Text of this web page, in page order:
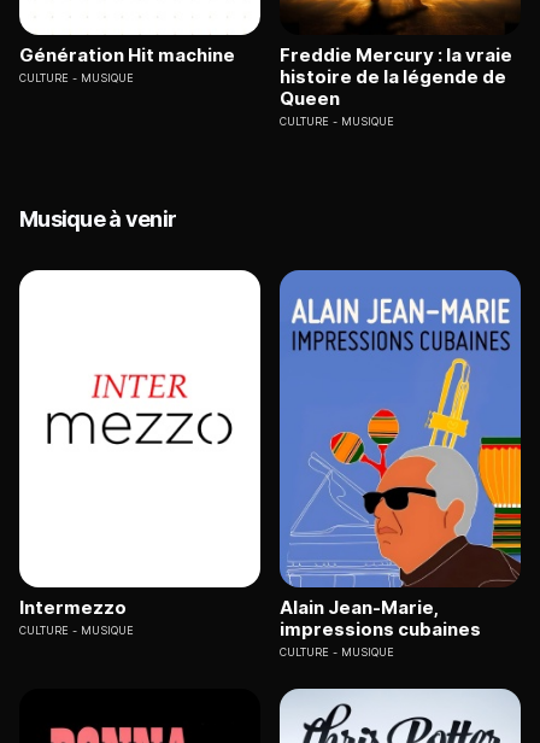
Génération Hit machine
CULTURE MUSIQUE
Freddie Mercury : la vraie
histoire de la légende de
Queen
CULTURE MUSIQUE
Musique à venir
Intermezzo
CULTURE MUSIQUE
Alain Jean-Marie,
impressions cubaines
CULTURE MUSIQUE